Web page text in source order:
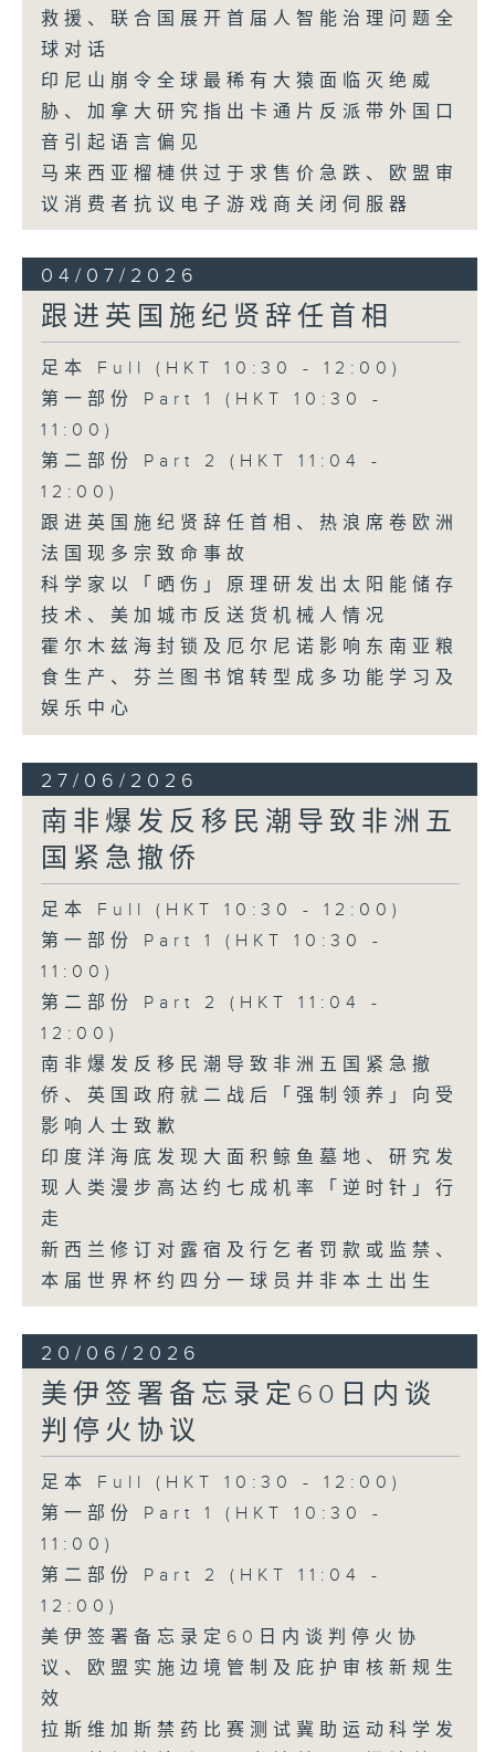
救援、联合国展开首届人智能治理问题全
球对话
印尼山崩令全球最稀有大猿面临灭绝威
胁、加拿大研究指出卡通片反派带外国口
音引起语言偏见
马来西亚榴槤供过于求售价急跌、欧盟审
议消费者抗议电子游戏商关闭伺服器
04/07/2026
跟进英国施纪贤辞任首相
足本 Full (HKT 10:30 - 12:00)
第一部份 Part 1 (HKT 10:30 -
11:00)
第二部份 Part 2 (HKT 11:04 -
12:00)
跟进英国施纪贤辞任首相、热浪席卷欧洲
法国现多宗致命事故
科学家以「晒伤」原理研发出太阳能储存
技术、美加城市反送货机械人情况
霍尔木兹海封锁及厄尔尼诺影响东南亚粮
食生产、芬兰图书馆转型成多功能学习及
娱乐中心
27/06/2026
南非爆发反移民潮导致非洲五
国紧急撤侨
足本 Full (HKT 10:30 - 12:00)
第一部份 Part 1 (HKT 10:30 -
11:00)
第二部份 Part 2 (HKT 11:04 -
12:00)
南非爆发反移民潮导致非洲五国紧急撤
侨、英国政府就二战后「强制领养」向受
影响人士致歉
印度洋海底发现大面积鲸鱼墓地、研究发
现人类漫步高达约七成机率「逆时针」行
走
新西兰修订对露宿及行乞者罚款或监禁、
本届世界杯约四分一球员并非本土出生
20/06/2026
美伊签署备忘录定60日内谈
判停火协议
足本 Full (HKT 10:30 - 12:00)
第一部份 Part 1 (HKT 10:30 -
11:00)
第二部份 Part 2 (HKT 11:04 -
12:00)
美伊签署备忘录定60日内谈判停火协
议、欧盟实施边境管制及庇护审核新规生
效
拉斯维加斯禁药比赛测试冀助运动科学发